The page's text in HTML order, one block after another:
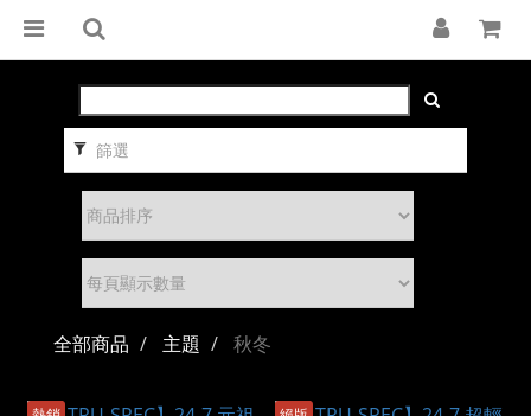
篩選
全部商品 主題 秋冬